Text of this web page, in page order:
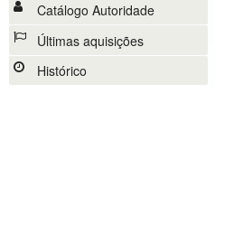
Catálogo Autoridade
Últimas aquisições
Histórico